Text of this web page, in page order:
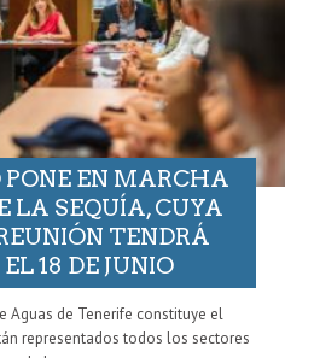
PONE EN MARCHA
LA SEQUÍA, CUYA
TENDRÁ
18 DE JUNIO
Aguas de Tenerife constituye el
representados todos los sectores